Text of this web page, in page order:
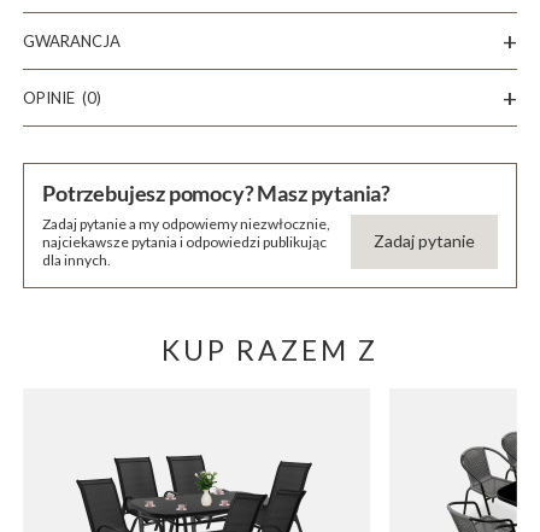
GWARANCJA
OPINIE (0)
Potrzebujesz pomocy? Masz pytania?
Zadaj pytanie a my odpowiemy niezwłocznie,
najciekawsze pytania i odpowiedzi publikując
dla innych.
Zadaj pytanie
KUP RAZEM Z